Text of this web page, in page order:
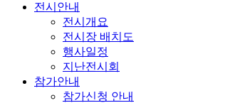
전시안내
전시개요
전시장 배치도
행사일정
지난전시회
참가안내
참가신청 안내